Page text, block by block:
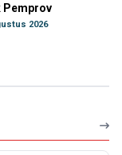
Pemprov
2026